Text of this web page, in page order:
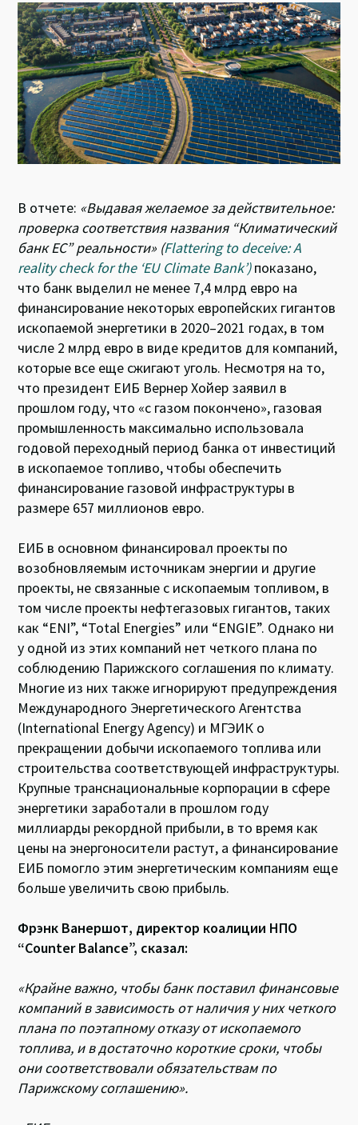
es
ky
ke
dI
n
b
o
o
k
at
sA
p
p
В отчете: «Выдавая желаемое за действительное:
проверка соответствия названия “Климатический
банк ЕС” реальности» (Flattering to deceive: A
reality check for the ‘EU Climate Bank’)показано,
что банк выделил не менее 7,4 млрд евро на
финансирование некоторых европейских гигантов
ископаемой энергетики в 2020–2021 годах, в том
числе 2 млрд евро в виде кредитов для компаний,
которые все еще сжигают уголь. Несмотря на то,
что президент ЕИБ Вернер Хойер заявил в
прошлом году, что «с газом покончено», газовая
промышленность максимально использовала
годовой переходный период банка от инвестиций
в ископаемое топливо, чтобы обеспечить
финансирование газовой инфраструктуры в
размере 657 миллионов евро.
ЕИБ в основном финансировал проекты по
возобновляемым источникам энергии и другие
проекты, не связанные с ископаемым топливом, в
том числе проекты нефтегазовых гигантов, таких
как “ENI”, “Total Energies” или “ENGIE”. Однако ни
у одной из этих компаний нет четкого плана по
соблюдению Парижского соглашения по климату.
Многие из них также игнорируют предупреждения
Международного Энергетического Агентства
(International Energy Agency) и МГЭИК о
прекращении добычи ископаемого топлива или
строительства соответствующей инфраструктуры.
Крупные транснациональные корпорации в сфере
энергетики заработали в прошлом году
миллиарды рекордной прибыли, в то время как
цены на энергоносители растут, а финансирование
ЕИБ помогло этим энергетическим компаниям еще
больше увеличить свою прибыль.
Фрэнк Ванершот, директор коалиции НПО
“Counter Balance”, сказал:
«Крайне важно, чтобы банк поставил финансовые
компаний в зависимость от наличия у них четкого
плана по поэтапному отказу от ископаемого
топлива, и в достаточно короткие сроки, чтобы
они соответствовали обязательствам по
Парижскому соглашению».